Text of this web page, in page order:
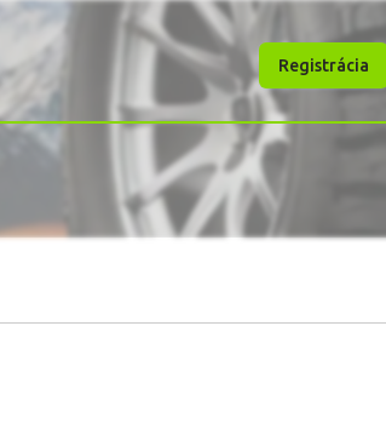
Registrácia